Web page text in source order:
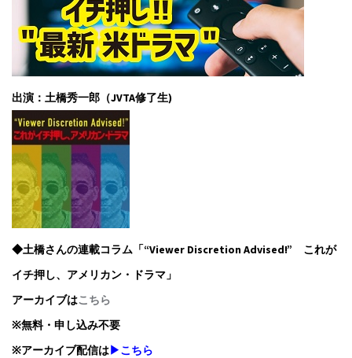
出演：土橋秀一郎（JVTA修了生)
◆土橋さんの連載コラム「“Viewer Discretion Advised!” これが
イチ押し、アメリカン・ドラマ」
アーカイブはこちら
※無料・申し込み不要
※アーカイブ配信は▶こちら